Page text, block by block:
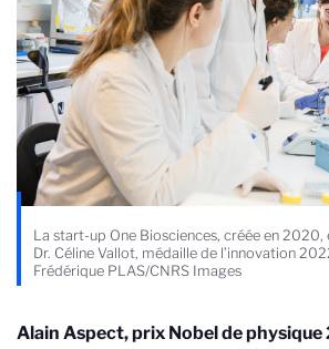
La start-up One Biosciences, créée en 2020,
Dr. Céline Vallot, médaille de l’innovation
Frédérique PLAS/CNRS Images
Alain Aspect, prix Nobel de physique